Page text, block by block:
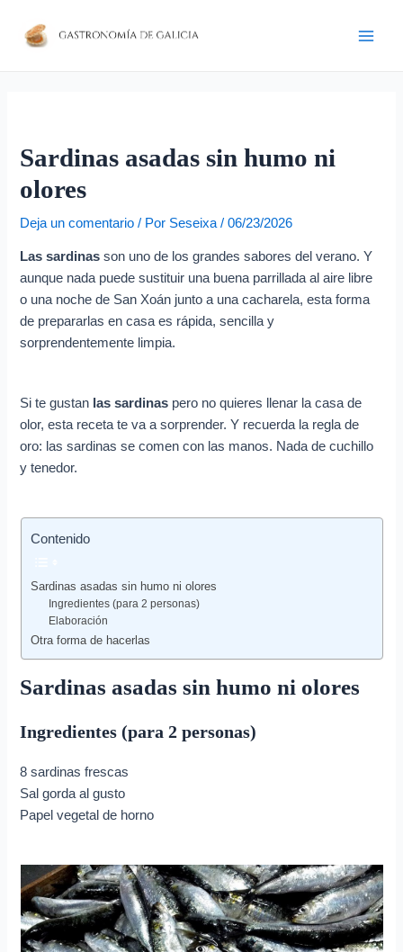
Sardinas asadas sin humo ni
olores
Deja un comentario / Por Seseixa/06/23/2026
Las sardinasson uno de los grandes sabores del verano. Y
aunque nada puede sustituir una buena parrillada al aire libre
o una noche de San Xoán junto a una cacharela, esta forma
de prepararlas en casa es rápida, sencilla y
sorprendentemente limpia.
Si te gustan las sardinas pero no quieres llenar la casa de
olor, esta receta te va a sorprender. Y recuerda la regla de
oro: las sardinas se comen con las manos. Nada de cuchillo
y tenedor.
Contenido
Sardinas asadas sin humo ni olores
Ingredientes (para 2 personas)
Elaboración
Otra forma de hacerlas
Sardinas asadas sin humo ni olores
Ingredientes (para 2 personas)
8 sardinas frescas
Sal gorda al gusto
Papel vegetal de horno
de
i
ó
n
e
c
o
r
e
o
e
c